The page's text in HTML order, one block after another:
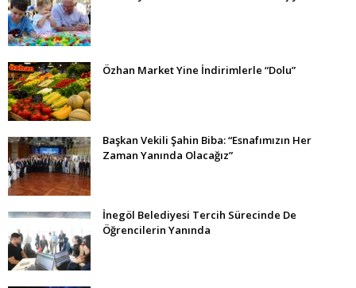
Özhan Market Yine İndirimlerle “Dolu”
Başkan Vekili Şahin Biba: “Esnafımızın Her
Zaman Yanında Olacağız”
İnegöl Belediyesi Tercih Sürecinde De
Öğrencilerin Yanında